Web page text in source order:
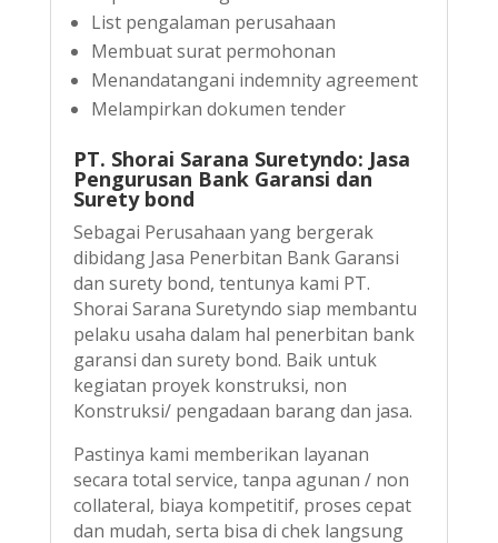
List pengalaman perusahaan
Membuat surat permohonan
Menandatangani indemnity agreement
Melampirkan dokumen tender
PT. Shorai Sarana Suretyndo: Jasa
Pengurusan Bank Garansi dan
Surety bond
Sebagai Perusahaan yang bergerak
dibidang Jasa Penerbitan Bank Garansi
dan surety bond, tentunya kami PT.
Shorai Sarana Suretyndo siap membantu
pelaku usaha dalam hal penerbitan bank
garansi dan surety bond. Baik untuk
kegiatan proyek konstruksi, non
Konstruksi/ pengadaan barang dan jasa.
Pastinya kami memberikan layanan
secara total service, tanpa agunan / non
collateral, biaya kompetitif, proses cepat
dan mudah, serta bisa di chek langsung